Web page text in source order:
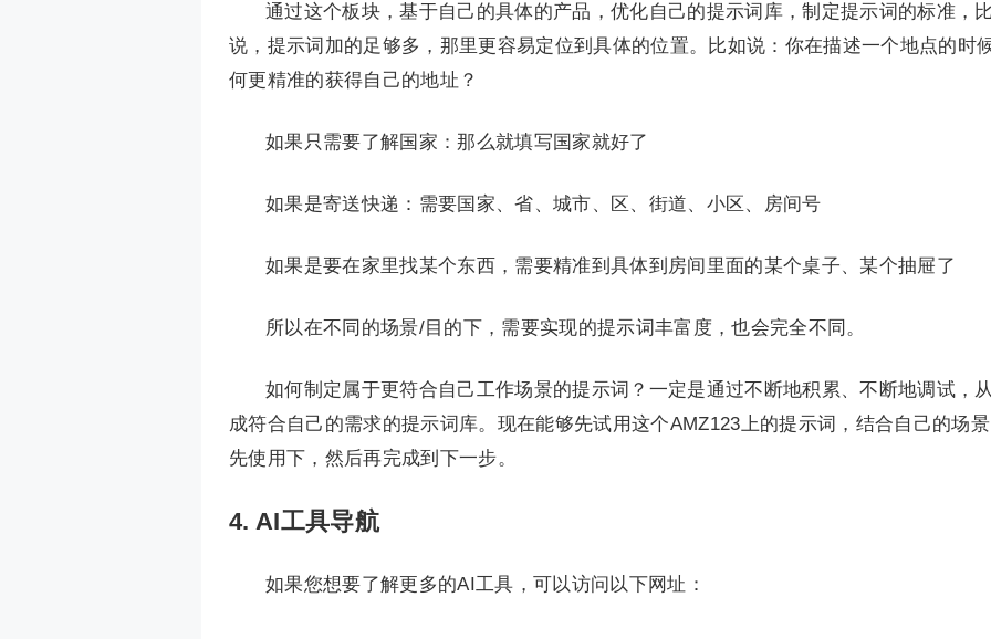
通过这个板块，基于自己的具体的产品，优化自己的提示词库，制定提示词的标准，
说，提示词加的足够多，那里更容易定位到具体的位置。比如说：你在描述一个地点的时
何更精准的获得自己的地址？
如果只需要了解国家：那么就填写国家就好了
如果是寄送快递：需要国家、省、城市、区、街道、小区、房间号
如果是要在家里找某个东西，需要精准到具体到房间里面的某个桌子、某个抽屉了
所以在不同的场景/目的下，需要实现的提示词丰富度，也会完全不同。
如何制定属于更符合自己工作场景的提示词？一定是通过不断地积累、不断地调试，
成符合自己的需求的提示词库。现在能够先试用这个AMZ123上的提示词，结合自己的场
先使用下，然后再完成到下一步。
4. AI工具导航
如果您想要了解更多的AI工具，可以访问以下网址：